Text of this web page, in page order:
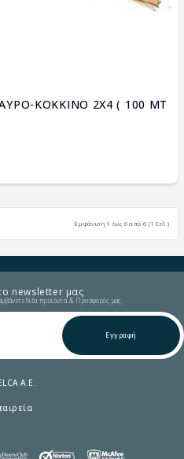
ΚΟΚΚΙΝΟ 2X4 ( 100 ΜΤ
Εμφάνιση 1 έως 6 από 6 (1 Σελ.)
newsletter μας
Νέα προϊόντα & Προσφορές μας.
Εγγραφή
A.E.